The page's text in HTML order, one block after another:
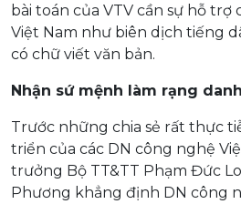
bài toán của VTV cần sự hỗ trợ
Việt Nam như biên dịch tiếng
có chữ viết văn bản.
Nhận sứ mệnh làm rạng
Trước những chia sẻ rất thực
triển của các DN công nghệ
trưởng Bộ TT&TT Phạm Đức
Phương khẳng định DN công